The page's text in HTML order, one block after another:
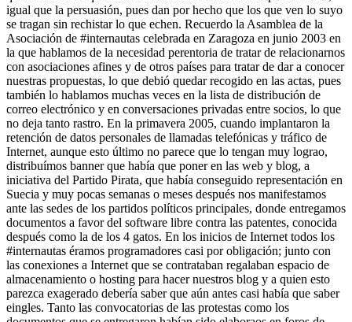
igual que la persuasión, pues dan por hecho que los que ven lo suyo
se tragan sin rechistar lo que echen. Recuerdo la Asamblea de la
Asociación de #internautas celebrada en Zaragoza en junio 2003 en
la que hablamos de la necesidad perentoria de tratar de relacionarnos
con asociaciones afines y de otros países para tratar de dar a conocer
nuestras propuestas, lo que debió quedar recogido en las actas, pues
también lo hablamos muchas veces en la lista de distribución de
correo electrónico y en conversaciones privadas entre socios, lo que
no deja tanto rastro. En la primavera 2005, cuando implantaron la
retención de datos personales de llamadas telefónicas y tráfico de
Internet, aunque esto último no parece que lo tengan muy lograo,
distribuímos banner que había que poner en las web y blog, a
iniciativa del Partido Pirata, que había conseguido representación en
Suecia y muy pocas semanas o meses después nos manifestamos
ante las sedes de los partidos políticos principales, donde entregamos
documentos a favor del software libre contra las patentes, conocida
después como la de los 4 gatos. En los inicios de Internet todos los
#internautas éramos programadores casi por obligación; junto con
las conexiones a Internet que se contrataban regalaban espacio de
almacenamiento o hosting para hacer nuestros blog y a quien esto
parezca exagerado debería saber que aún antes casi había que saber
eingles. Tanto las convocatorias de las protestas como los